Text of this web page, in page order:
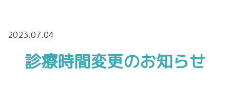
2023.07.04
診療時間変更のお知らせ